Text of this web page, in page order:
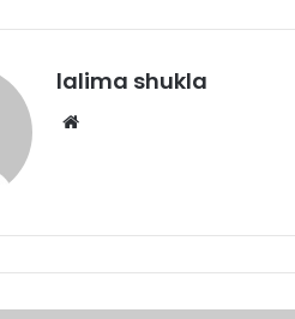
lalima shukla